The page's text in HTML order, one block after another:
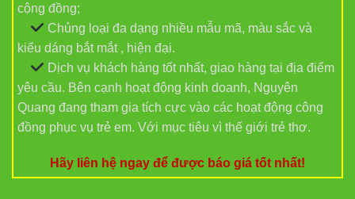
cộng đồng;
Chủng loại đa dạng nhiều mẫu mã, màu sắc và
kiểu dáng bắt mắt , hiện đại.
Dịch vụ khách hàng tốt nhất, giao hàng tại địa điểm
yêu cầu. Bên cạnh hoạt động kinh doanh, Nguyên
Quang đang tham gia tích cực vào các hoạt động công
đồng phục vụ trẻ em. Với mục tiêu vì thế giới trẻ thơ.
Hãy liên hệ ngay để được báo giá tốt nhất!